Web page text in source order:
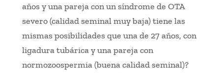
años y una pareja con un síndrome de OTA
severo (calidad seminal muy baja) tiene las
mismas posibilidades que una de 27 años, con
ligadura tubárica y una pareja con
normozoospermia (buena calidad seminal)?